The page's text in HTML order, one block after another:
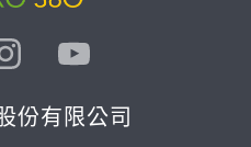
份有限公司